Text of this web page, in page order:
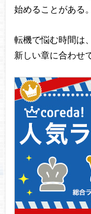
始めることがある。
転機で悩む時間は
新しい章に合わせ